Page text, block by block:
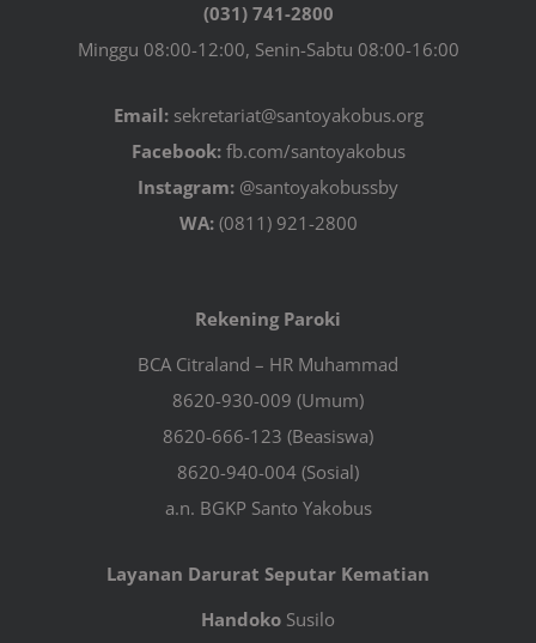
(031) 741-2800
Minggu 08:00-12:00, Senin-Sabtu 08:00-16:00
Email:sekretariat@santoyakobus.org
Facebook:fb.com/santoyakobus
Instagram: @santoyakobussby
WA:(0811) 921-2800
Rekening Paroki
BCA Citraland – HR Muhammad
8620-930-009 (Umum)
8620-666-123 (Beasiswa)
8620-940-004 (Sosial)
a.n. BGKP Santo Yakobus
Layanan Darurat Seputar Kematian
Handoko Susilo